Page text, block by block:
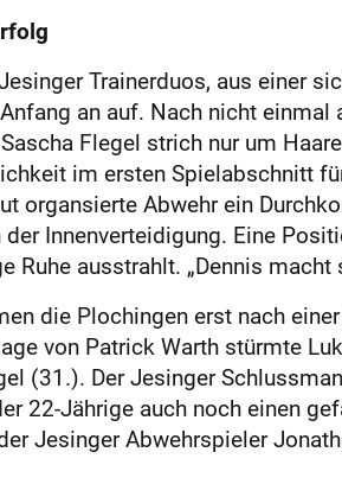
Trainerduos, aus einer
an auf. Nach nicht
Flegel strich nur um
im ers­ten Spielabschnitt
organsierte Abwehr ein
Innenverteidigung. Eine
Ruhe ausstrahlt. „Dennis
die Plochingen erst nach
von Patrick Warth stürmte
(31.). Der Jesinger
22-Jährige auch noch einen
Jesinger Abwehrspieler